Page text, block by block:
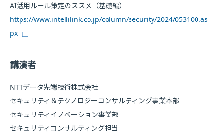
AI活用ルール策定のススメ（基礎編）
https://www.intellilink.co.jp/column/security/2024/053100.as
px
講演者
NTTデータ先端技術株式会社
セキュリティ＆テクノロジーコンサルティング事業本部
セキュリティイノベーション事業部
セキュリティコンサルティング担当